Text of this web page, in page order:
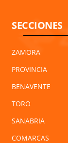
SECCIONES
ZAMORA
PROVINCIA
BENAVENTE
TORO
SANABRIA
COMARCAS